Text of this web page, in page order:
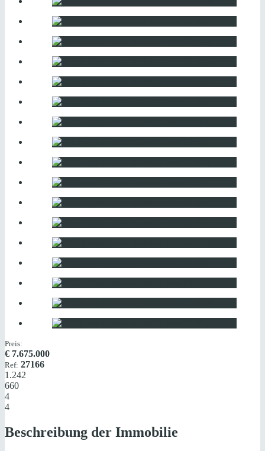
Preis:
€ 7.675.000
Ref: 27166
1.242
660
4
4
Beschreibung der Immobilie